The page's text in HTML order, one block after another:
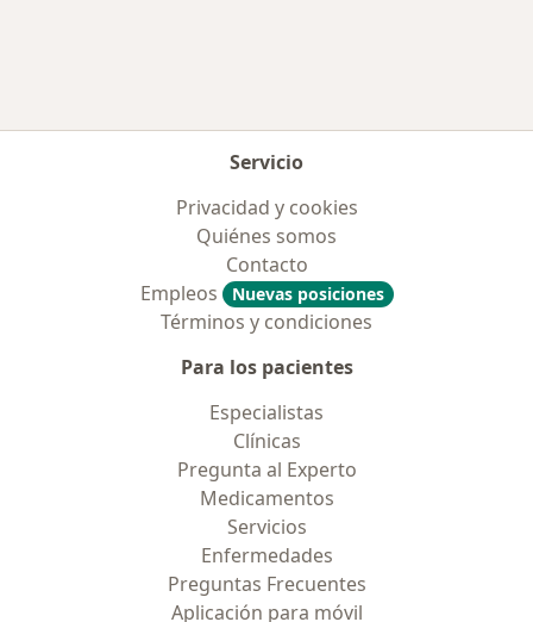
Servicio
Privacidad y cookies
Quiénes somos
Contacto
Empleos
Nuevas posiciones
Términos y condiciones
Para los pacientes
Especialistas
Clínicas
Pregunta al Experto
Medicamentos
Servicios
Enfermedades
Preguntas Frecuentes
Aplicación para móvil